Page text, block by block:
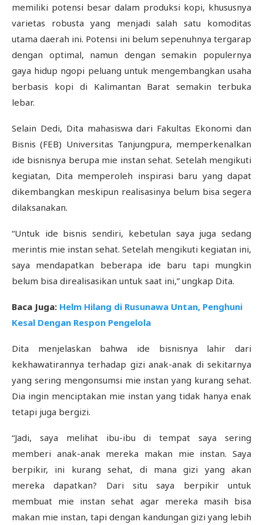
memiliki potensi besar dalam produksi kopi, khususnya
varietas robusta yang menjadi salah satu komoditas
utama daerah ini. Potensi ini belum sepenuhnya tergarap
dengan optimal, namun dengan semakin populernya
gaya hidup ngopi peluang untuk mengembangkan usaha
berbasis kopi di Kalimantan Barat semakin terbuka
lebar.
Selain Dedi, Dita mahasiswa dari Fakultas Ekonomi dan
Bisnis (FEB) Universitas Tanjungpura, memperkenalkan
ide bisnisnya berupa mie instan sehat. Setelah mengikuti
kegiatan, Dita memperoleh inspirasi baru yang dapat
dikembangkan meskipun realisasinya belum bisa segera
dilaksanakan.
“Untuk ide bisnis sendiri, kebetulan saya juga sedang
merintis mie instan sehat. Setelah mengikuti kegiatan ini,
saya mendapatkan beberapa ide baru tapi mungkin
belum bisa direalisasikan untuk saat ini,” ungkap Dita.
Baca Juga: Helm Hilang di Rusunawa Untan, Penghuni
Kesal Dengan Respon Pengelola
Dita menjelaskan bahwa ide bisnisnya lahir dari
kekhawatirannya terhadap gizi anak-anak di sekitarnya
yang sering mengonsumsi mie instan yang kurang sehat.
Dia ingin menciptakan mie instan yang tidak hanya enak
tetapi juga bergizi.
“Jadi, saya melihat ibu-ibu di tempat saya sering
memberi anak-anak mereka makan mie instan. Saya
berpikir, ini kurang sehat, di mana gizi yang akan
mereka dapatkan? Dari situ saya berpikir untuk
membuat mie instan sehat agar mereka masih bisa
makan mie instan, tapi dengan kandungan gizi yang lebih